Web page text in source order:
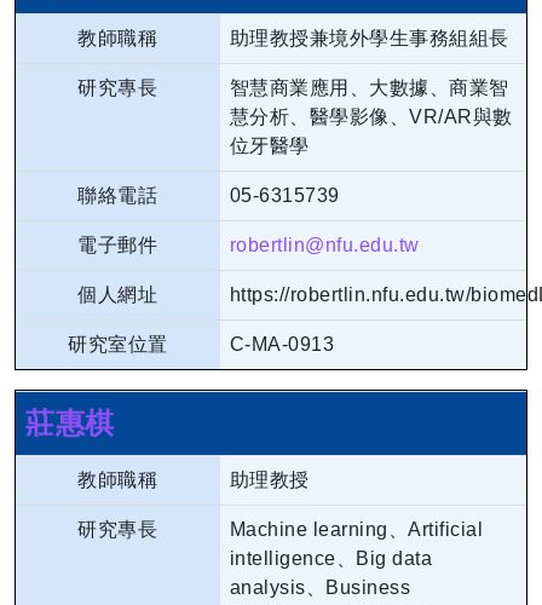
教師職稱 助理教授兼境外學生事務組組長
研究專長
智慧商業應用、大數據、商業智
慧分析、醫學影像、VR/AR與數
位牙醫學
聯絡電話 05-6315739
電子郵件 robertlin@nfu.edu.tw
個人網址 https://robertlin.nfu.edu.tw/
研究室位置 C-MA-0913
莊惠棋
教師職稱 助理教授
研究專長
Machine learning、Artificial
intelligence、Big data
analysis、Business